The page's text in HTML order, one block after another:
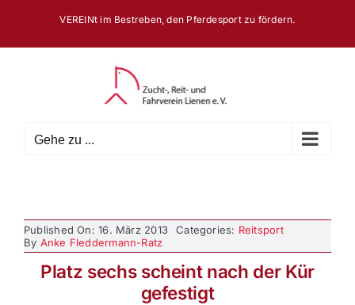
springen
VEREINt im Bestreben, den Pferdesport zu fördern.
Gehe zu ...
Published On: 16. März 2013 Categories: Reitsport
By Anke Fleddermann-Ratz
Platz sechs scheint nach der Kür
gefestigt